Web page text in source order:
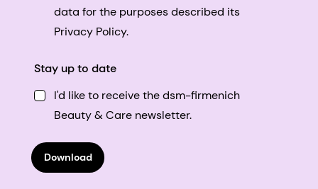
data for the purposes described its
Privacy Policy.
Stay up to date
I'd like to receive the dsm-firmenich
Beauty & Care newsletter.
Download